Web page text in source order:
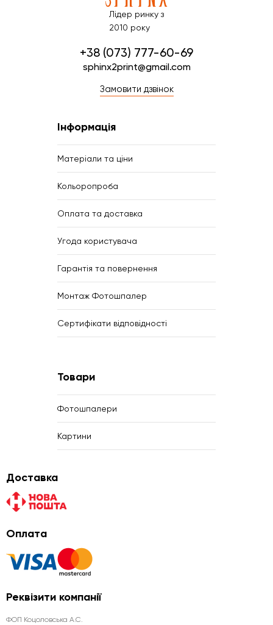
Лідер ринку з
2010 року
+38 (073) 777-60-69
sphinx2print@gmail.com
Замовити дзвінок
Інформація
Матеріали та ціни
Кольоропроба
Оплата та доставка
Угода користувача
Гарантія та повернення
Монтаж Фотошпалер
Сертифікати відповідності
Товари
Фотошпалери
Картини
Доставка
Оплата
Реквізити компанії
ФОП Коцоловська А.С.